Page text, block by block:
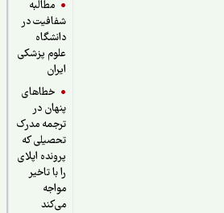
مطالبه
شفافیت در
دانشگاه
علوم پزشکی
خطاهای
پنهان در
ترجمه مدرک
تحصیلی که
پرونده اپلای
را با تاخیر